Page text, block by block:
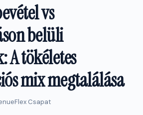
vs
belüli
A tökéletes
mix megtalálása
Csapat